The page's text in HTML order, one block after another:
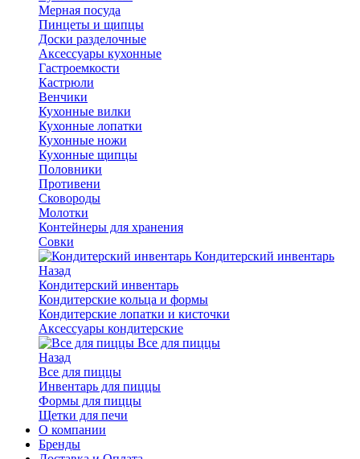
Мерная посуда
Пинцеты и щипцы
Доски разделочные
Аксессуары кухонные
Гастроемкости
Кастрюли
Венчики
Кухонные вилки
Кухонные лопатки
Кухонные ножи
Кухонные щипцы
Половники
Противени
Сковороды
Молотки
Контейнеры для хранения
Совки
Кондитерский инвентарь
Назад
Кондитерский инвентарь
Кондитерские кольца и формы
Кондитерские лопатки и кисточки
Аксессуары кондитерские
Все для пиццы
Назад
Все для пиццы
Инвентарь для пиццы
Формы для пиццы
Щетки для печи
О компании
Бренды